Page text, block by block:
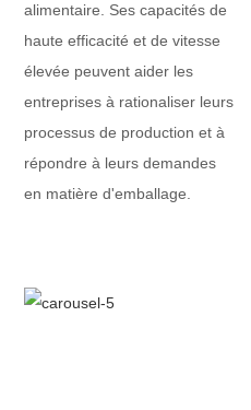
alimentaire. Ses capacités de
haute efficacité et de vitesse
élevée peuvent aider les
entreprises à rationaliser leurs
processus de production et à
répondre à leurs demandes
en matière d'emballage.